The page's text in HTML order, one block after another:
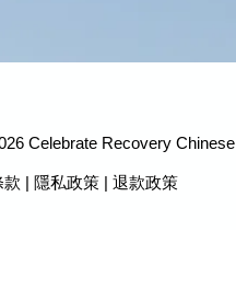
Celebrate Recovery Chinese
款 | 隱私政策 | 退款政策